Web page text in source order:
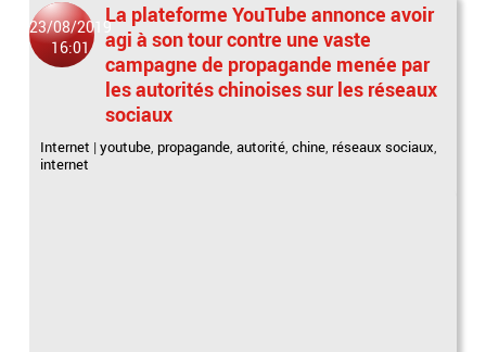
23/08/2019
16:01
La plateforme YouTube annonce avoir
agi à son tour contre une vaste
campagne de propagande menée par
les autorités chinoises sur les réseaux
sociaux
Internet |youtube, propagande,autorité,chine, réseaux sociaux,
internet